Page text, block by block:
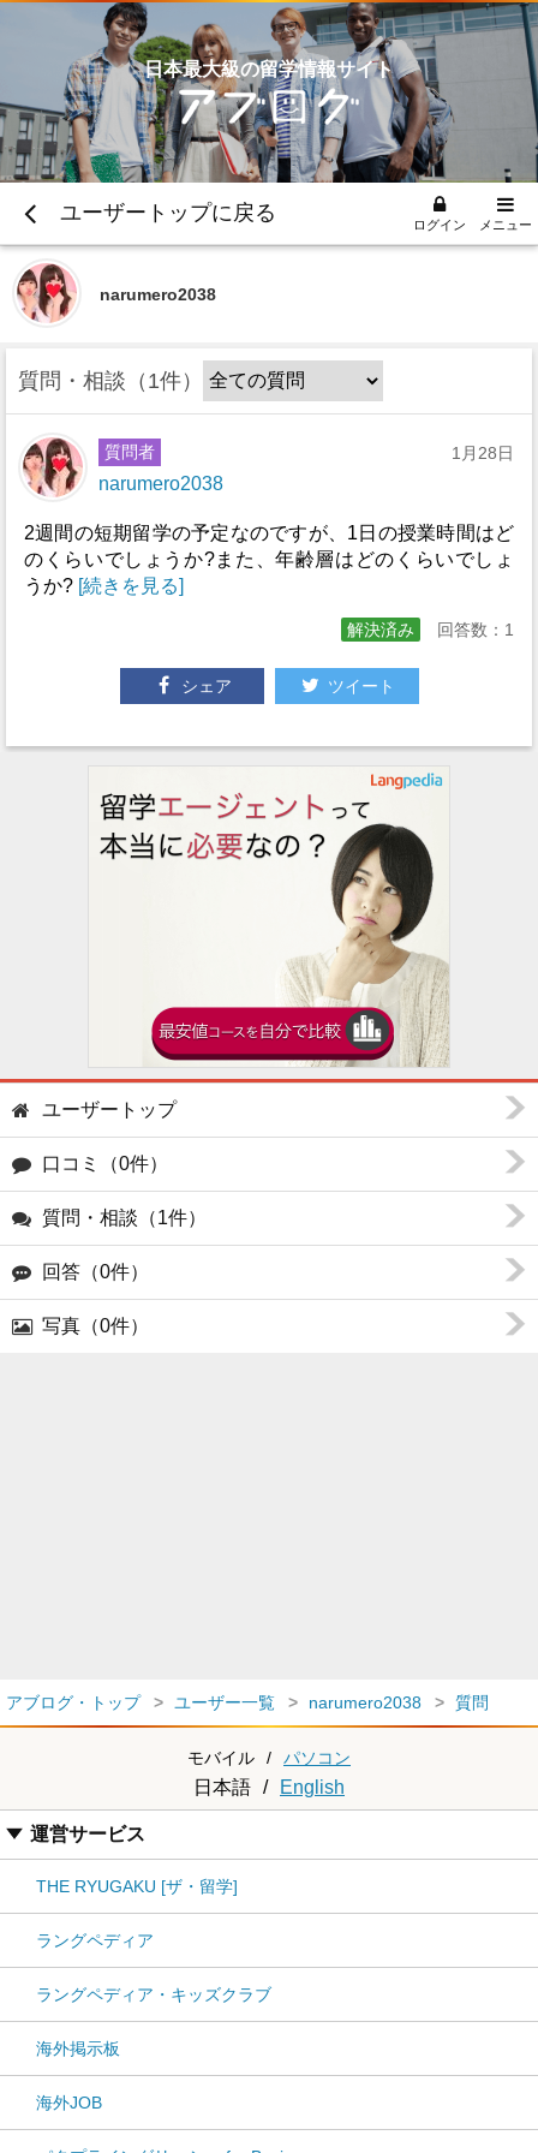
日本最大級の留学情報サイト
ユーザートップに戻る ログイン メニュー
narumero2038
質問・相談 1件
質問者
narumero2038
1月28日
2週間の短期留学の予定なのですが、1日の授業時間はど
のくらいでしょうか?また、年齢層はどのくらいでしょ
うか? [続きを見る]
解決済み 回答数：1
シェア ツイート
ユーザートップ
口コミ（0件）
質問・相談（1件）
回答（0件）
写真（0件）
アブログ・トップ ユーザー一覧 narumero2038 質問
モバイル / パソコン
日本語 / English
運営サービス
THE RYUGAKU [ザ・留学]
ラングペディア
ラングペディア・キッズクラブ
海外掲示板
海外JOB